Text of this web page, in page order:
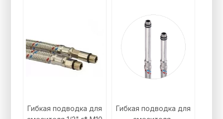
Гибкая подводка для
Гибкая подводка для